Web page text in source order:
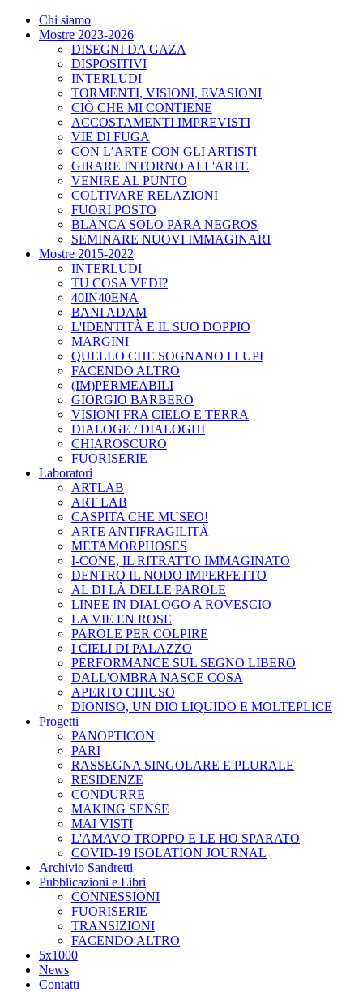
Chi siamo
Mostre 2023-2026
DISEGNI DA GAZA
DISPOSITIVI
INTERLUDI
TORMENTI, VISIONI, EVASIONI
CIÒ CHE MI CONTIENE
ACCOSTAMENTI IMPREVISTI
VIE DI FUGA
CON L’ARTE CON GLI ARTISTI
GIRARE INTORNO ALL'ARTE
VENIRE AL PUNTO
COLTIVARE RELAZIONI
FUORI POSTO
BLANCA SOLO PARA NEGROS
SEMINARE NUOVI IMMAGINARI
Mostre 2015-2022
INTERLUDI
TU COSA VEDI?
40IN40ENA
BANI ADAM
L'IDENTITÀ E IL SUO DOPPIO
MARGINI
QUELLO CHE SOGNANO I LUPI
FACENDO ALTRO
(IM)PERMEABILI
GIORGIO BARBERO
VISIONI FRA CIELO E TERRA
DIALOGE / DIALOGHI
CHIAROSCURO
FUORISERIE
Laboratori
ARTLAB
ART LAB
CASPITA CHE MUSEO!
ARTE ANTIFRAGILITÀ
METAMORPHOSES
I-CONE, IL RITRATTO IMMAGINATO
DENTRO IL NODO IMPERFETTO
AL DI LÀ DELLE PAROLE
LINEE IN DIALOGO A ROVESCIO
LA VIE EN ROSE
PAROLE PER COLPIRE
I CIELI DI PALAZZO
PERFORMANCE SUL SEGNO LIBERO
DALL'OMBRA NASCE COSA
APERTO CHIUSO
DIONISO, UN DIO LIQUIDO E MOLTEPLICE
Progetti
PANOPTICON
PARI
RASSEGNA SINGOLARE E PLURALE
RESIDENZE
CONDURRE
MAKING SENSE
MAI VISTI
L'AMAVO TROPPO E LE HO SPARATO
COVID-19 ISOLATION JOURNAL
Archivio Sandretti
Pubblicazioni e Libri
CONNESSIONI
FUORISERIE
TRANSIZIONI
FACENDO ALTRO
5x1000
News
Contatti